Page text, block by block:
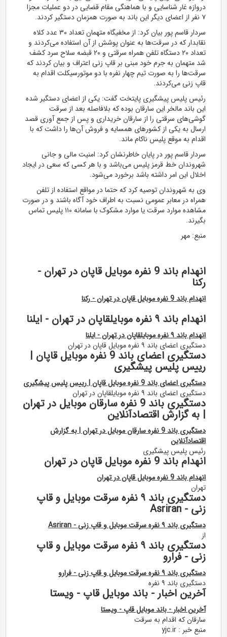
دروازه غار شناسایی و با هماهنگی مقام قضایی در دو عملیات مجزا
۷ نفر از اعضای دیگر این باند به صورت همزمان دستگیر کردند.
سردار قاسم پور بیان کرد: از مخفیگاه متهمان تعداد ۳۰ عدد کلاه
نقابدار که در سرقت‌ها به عنوان پوشش از آن استفاده می‌کردند و
تعداد ۲۰ دستگاه تلفن همراه سرقتی و ۲۰ قبضه سلاح سرد کشف
شد متهمان به جرم خود مبنی بر قاپ زنی اعتراف و بیان کردند که
سرقت‌ها را به صورت تیم چهار نفره با دو موتورسیکلت اقدام به
قاپ زنی می‌کردند.
رئیس پلیس پیشگیری پایتخت گفت: یکی از اعضای دستگیر شده
این باند مالخر این سارقان بوده که بلافاصله بعد از سرقت
گوشی‌های سرقتی را از سارقان خریداری و پس از جمع آوری قصد
ارسال به یکی از کشور‌های همسایه و فروش آن‌ها را داشت که با
اقدام به موقع پلیس ناکام ماند.
سردار قاسم پور در پایان خاطرنشان کرد: امنیت مالی و جانی
شهروندان خط قرمز پلیس می‌باشد و با هر کسی که سعی در ایجاد
اخلال این امر داشته باشد برخورد می‌شود.
وی به شهروندان توصیه کرد که حتما در مواقع استفاده از تلفن
همراه در معابر عمومی نسبت به اطراف خود آگاه باشند و در صورت
مشاهده موارد سرقت یا موارد مشکوک با سامانه ۱۱۰ پلیس تماس
بگیرند.
منبع: مهر
انهدام باند 9 نفره موبایل قاپان در تهران -
رکنا
انهدام باند 9 نفره موبایل قاپان در تهران - رکنا
انهدام باند ۹ نفره موبایلقاپان در تهران - ایلنا
انهدام باند ۹ نفره موبایلقاپان در تهران - ایلنا
دستگیری اعضای باند ۹ نفره موبایل قاپان در تهران
دستگیری اعضای باند 9 نفره موبایل قاپان |
رییس پلیس پیشگیری
دستگیری اعضای باند 9 نفره موبایل قاپان | رییس پلیس پیشگیری
دستگیری اعضای باند ۹ نفره موبایلقاپان در تهران
دستگیری باند 9 نفره سارقان موبایل در تهران
| به گزارش اقتصادآنلاین
دستگیری باند 9 نفره سارقان موبایل در تهران | به گزارش
اقتصادآنلاین
رئیس پلیس پیشگیری
انهدام باند 9 نفره موبایل قاپان در تهران
انهدام باند 9 نفره موبایل قاپان در تهران
تهران
دستگیری باند ۹ نفره سرقت موبایل و قاپ
زنی - Asriran
دستگیری باند ۹ نفره سرقت موبایل و قاپ زنی - Asriran
از
دستگیری باند ۹ نفره سرقت موبایل و قاپ
زنی - فرارو
دستگیری باند ۹ نفره سرقت موبایل و قاپ زنی - فرارو
دستگیری باند ۹ نفره
آخرین اخبار - باند موبایل قاپ - ویستا
آخرین اخبار - باند موبایل قاپ - ویستا
سارقان که اقدام به سرقت
منبع خبر : yjc.ir